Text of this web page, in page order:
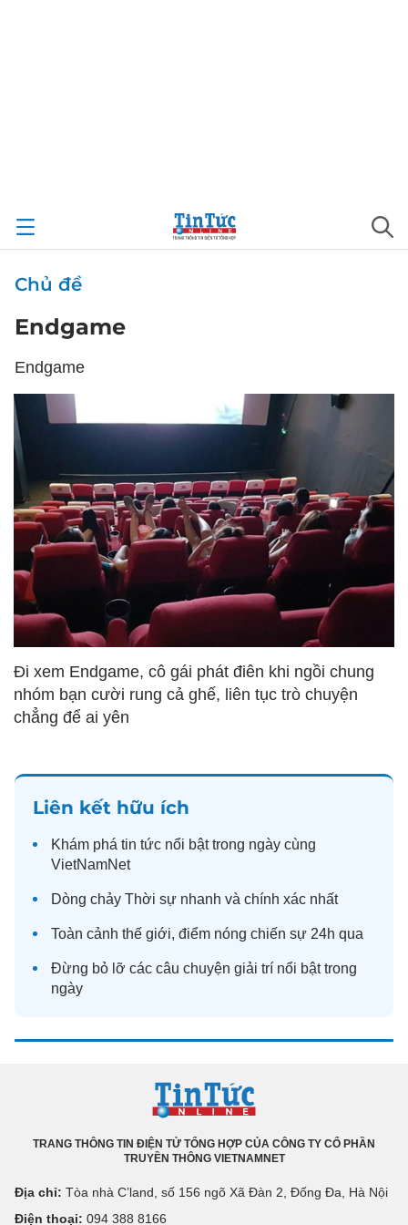
Chủ đề
Endgame
Endgame
Đi xem Endgame, cô gái phát điên khi ngồi chung
nhóm bạn cười rung cả ghế, liên tục trò chuyện
chẳng để ai yên
Liên kết hữu ích
Khám phá tin tức nổi bật trong ngày cùng
VietNamNet
Dòng chảy Thời sự nhanh và chính xác nhất
Toàn cảnh thế giới, điểm nóng chiến sự 24h qua
Đừng bỏ lỡ các câu chuyện giải trí nổi bật trong
ngày
TRANG THÔNG TIN ĐIỆN TỬ TỔNG HỢP CỦA CÔNG TY CỔ PHẦN
TRUYỀN THÔNG VIETNAMNET
Địa chỉ: Tòa nhà C’land, số 156 ngõ Xã Đàn 2, Đống Đa, Hà Nội
Điện thoại: 094 388 8166